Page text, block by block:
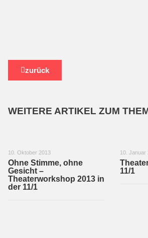
zurück
WEITERE ARTIKEL ZUM
10. Oktober 2013
Ohne Stimme, ohne
Gesicht –
Theaterworkshop 2013 in
der 11/1
10. Januar
11/1